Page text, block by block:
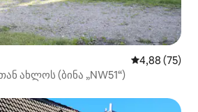
საშუალო
4,88 (75)
ახლოს (ბინა „NW51“)